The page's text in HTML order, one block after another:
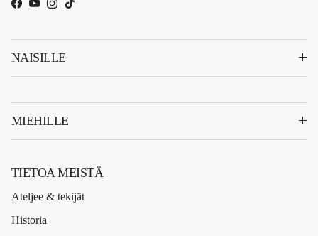
Facebook
YouTube
Instagram
TikTok
NAISILLE
MIEHILLE
TIETOA MEISTÄ
Ateljee & tekijät
Historia